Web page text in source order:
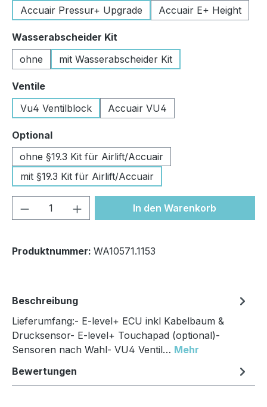
Accuair Pressur+ Upgrade
Accuair E+ Height
Wasserabscheider Kit
ohne
mit Wasserabscheider Kit
Ventileauswählen
Vu4 Ventilblock
Accuair VU4
Optionalauswählen
ohne §19.3 Kit für Airlift/Accuair
mit §19.3 Kit für Airlift/Accuair
Produkt Anzahl: Gib denIn den Warenkorb
Produktnummer: WA10571.1153
Beschreibung
Lieferumfang:- E-level+ ECU inkl Kabelbaum &
Drucksensor- E-level+ Touchapad (optional)-
Sensoren nach Wahl- VU4 Ventil… Mehr
Bewertungen